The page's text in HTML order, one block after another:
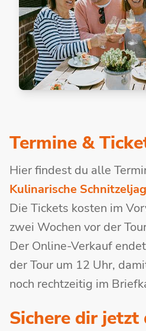
Termine &
Hier findest du alle
Kulinarische
Die Tickets kosten im
zwei Wochen vor der
Der Online-Verkauf
der Tour um 12 Uhr,
noch rechtzeitig im
Sichere dir jetzt